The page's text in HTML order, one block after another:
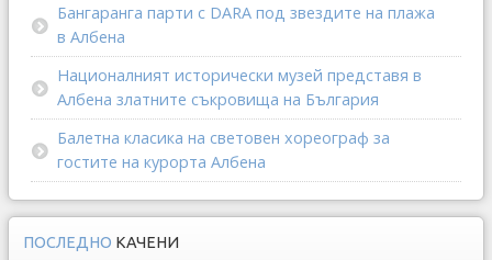
Бангаранга парти с DARA под звездите на плажа
в Албена
Националният исторически музей представя в
Албена златните съкровища на България
Балетна класика на световен хореограф за
гостите на курорта Албена
ПОСЛЕДНО КАЧЕНИ